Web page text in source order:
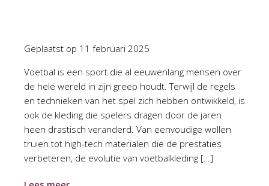
Geplaatst op 11 februari 2025
Voetbal is een sport die al eeuwenlang mensen over
de hele wereld in zijn greep houdt. Terwijl de regels
en technieken van het spel zich hebben ontwikkeld, is
ook de kleding die spelers dragen door de jaren
heen drastisch veranderd. Van eenvoudige wollen
truien tot high-tech materialen die de prestaties
verbeteren, de evolutie van voetbalkleding […]